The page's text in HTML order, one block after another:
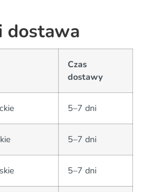
dostawa
Czas
dostawy
5–7 dni
5–7 dni
5–7 dni